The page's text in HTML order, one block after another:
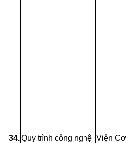
34.Quy trình công nghệ Viện Cơ